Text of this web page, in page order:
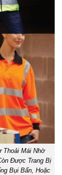
Thoải Mái Nhờ
Được Trang Bị
Bụi Bẩn, Hoặc